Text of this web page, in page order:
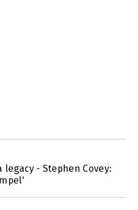
- Stephen Covey: